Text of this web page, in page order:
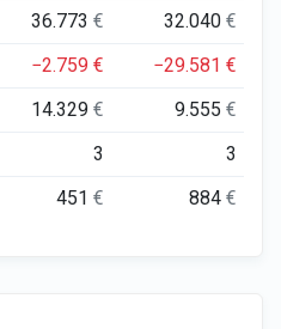
36.773€ 32.040€
−2.759€ −29.581€
14.329€ 9.555€
3
3
451€ 884€